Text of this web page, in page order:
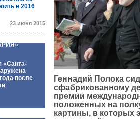
в 2016
23 июня 2015
«Санта-
после
Геннадий Полока
сфабрикованному
премии
положенных на
картины, в которых